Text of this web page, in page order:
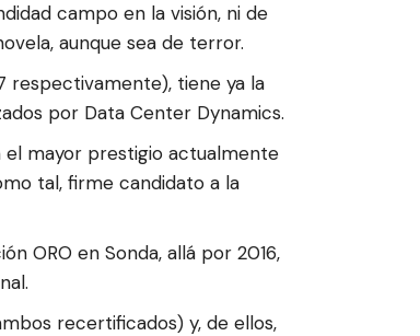
campo en la visión, ni de
aunque sea de terror.
respectivamente), tiene ya la
por Data Center Dynamics.
el mayor prestigio actualmente
tal, firme candidato a la
ORO en Sonda, allá por 2016,
recertificados) y, de ellos,